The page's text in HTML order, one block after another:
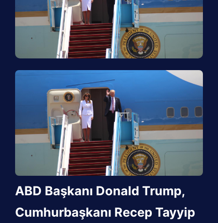
ABD Başkanı Donald Trump,
Cumhurbaşkanı Recep Tayyip